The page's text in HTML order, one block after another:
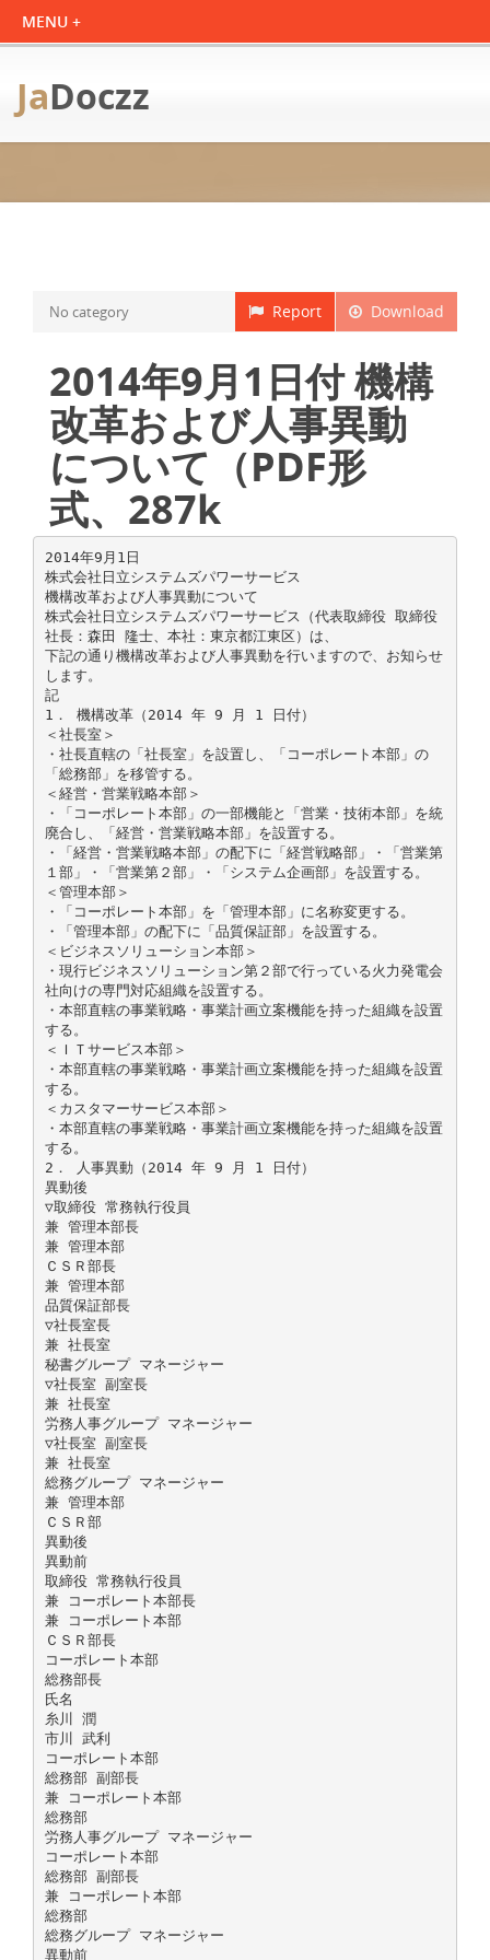
JaDoczz
Download
Report
No category
2014年9月1日付 機構
改革および人事異動
について（PDF形
式、287k
2014年9月1日
株式会社日立システムズパワーサービス
機構改革および人事異動について
株式会社日立システムズパワーサービス（代表取締役 取締役
社長：森田 隆士、本社：東京都江東区）は、
下記の通り機構改革および人事異動を行いますので、お知らせ
します。
記
1． 機構改革（2014 年 9 月 1 日付）
＜社長室＞
・社長直轄の「社長室」を設置し、「コーポレート本部」の
「総務部」を移管する。
＜経営・営業戦略本部＞
・「コーポレート本部」の一部機能と「営業・技術本部」を統
廃合し、「経営・営業戦略本部」を設置する。
・「経営・営業戦略本部」の配下に「経営戦略部」・「営業第
１部」・「営業第２部」・「システム企画部」を設置する。
＜管理本部＞
・「コーポレート本部」を「管理本部」に名称変更する。
・「管理本部」の配下に「品質保証部」を設置する。
＜ビジネスソリューション本部＞
・現行ビジネスソリューション第２部で行っている火力発電会
社向けの専門対応組織を設置する。
・本部直轄の事業戦略・事業計画立案機能を持った組織を設置
する。
＜ＩＴサービス本部＞
・本部直轄の事業戦略・事業計画立案機能を持った組織を設置
する。
＜カスタマーサービス本部＞
・本部直轄の事業戦略・事業計画立案機能を持った組織を設置
する。
2． 人事異動（2014 年 9 月 1 日付）
異動後
▽取締役 常務執行役員
兼 管理本部長
兼 管理本部
ＣＳＲ部長
兼 管理本部
品質保証部長
▽社長室長
兼 社長室
秘書グループ マネージャー
▽社長室 副室長
兼 社長室
労務人事グループ マネージャー
▽社長室 副室長
兼 社長室
総務グループ マネージャー
兼 管理本部
ＣＳＲ部
異動後
異動前
取締役 常務執行役員
兼 コーポレート本部長
兼 コーポレート本部
ＣＳＲ部長
コーポレート本部
総務部長
氏名
糸川 潤
市川 武利
コーポレート本部
総務部 副部長
兼 コーポレート本部
総務部
労務人事グループ マネージャー
コーポレート本部
総務部 副部長
兼 コーポレート本部
総務部
総務グループ マネージャー
異動前